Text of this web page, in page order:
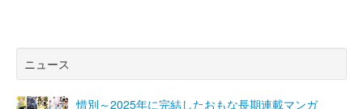
ニュース
惜別～2025年に完結したおもな長期連載マンガ